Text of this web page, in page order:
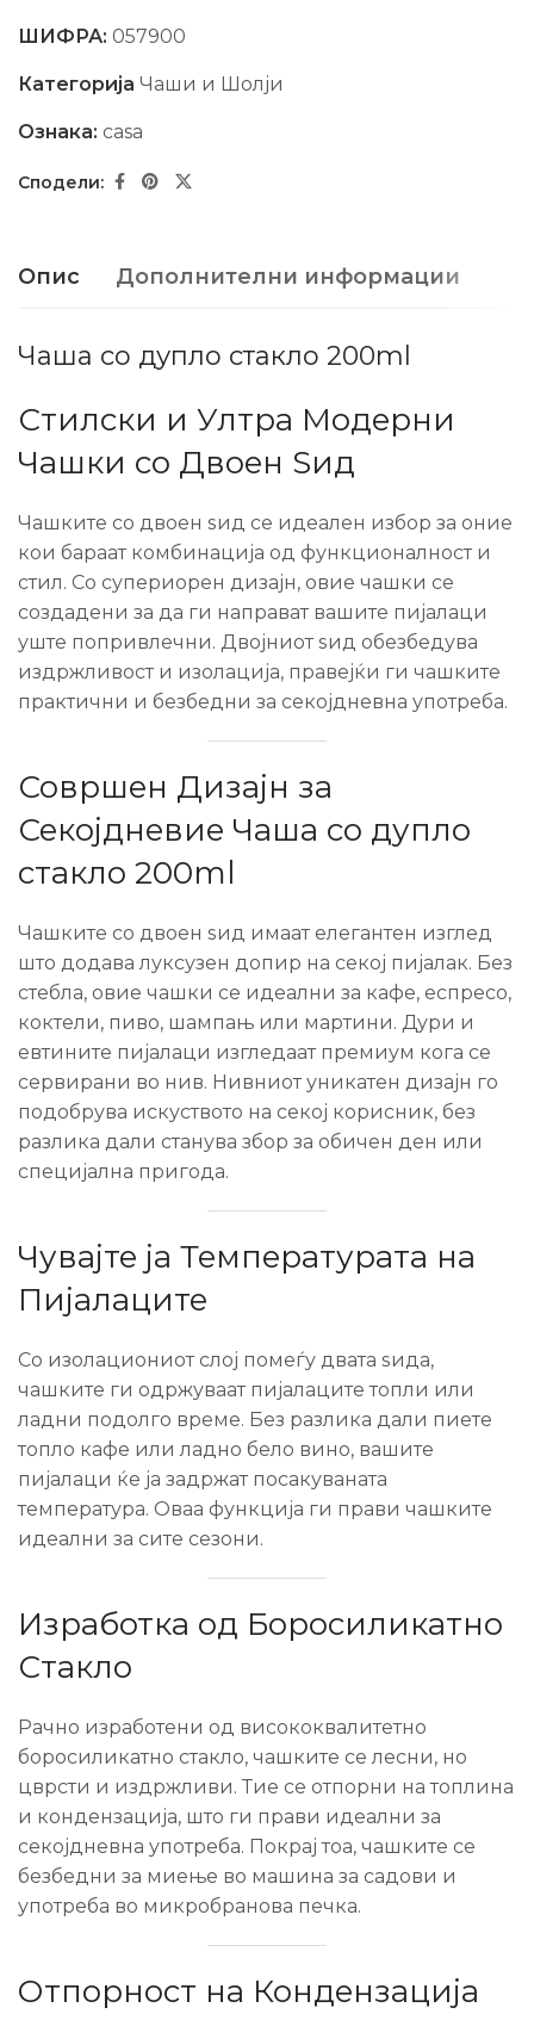
ШИФРА: 057900
Категорија Чаши и Шолји
Ознака: casa
Опис Дополнителни информации
Чаша со дупло стакло 200ml
Стилски и Ултра Модерни
Чашки со Двоен Ѕид
Чашките со двоен ѕид се идеален избор за оние
кои бараат комбинација од функционалност и
стил. Со супериорен дизајн, овие чашки се
создадени за да ги направат вашите пијалаци
уште попривлечни. Двојниот ѕид обезбедува
издржливост и изолација, правејќи ги чашките
практични и безбедни за секојдневна употреба.
Совршен Дизајн за
Секојдневие Чаша со дупло
стакло 200ml
Чашките со двоен ѕид имаат елегантен изглед
што додава луксузен допир на секој пијалак. Без
стебла, овие чашки се идеални за кафе, еспресо,
коктели, пиво, шампањ или мартини. Дури и
евтините пијалаци изгледаат премиум кога се
сервирани во нив. Нивниот уникатен дизајн го
подобрува искуството на секој корисник, без
разлика дали станува збор за обичен ден или
специјална пригода.
Чувајте ја Температурата на
Пијалаците
Со изолациониот слој помеѓу двата ѕида,
чашките ги одржуваат пијалаците топли или
ладни подолго време. Без разлика дали пиете
топло кафе или ладно бело вино, вашите
пијалаци ќе ја задржат посакуваната
температура. Оваа функција ги прави чашките
идеални за сите сезони.
Изработка од Боросиликатно
Стакло
Рачно изработени од висококвалитетно
боросиликатно стакло, чашките се лесни, но
цврсти и издржливи. Тие се отпорни на топлина
и кондензација, што ги прави идеални за
секојдневна употреба. Покрај тоа, чашките се
безбедни за миење во машина за садови и
употреба во микробранова печка.
Отпорност на Кондензација